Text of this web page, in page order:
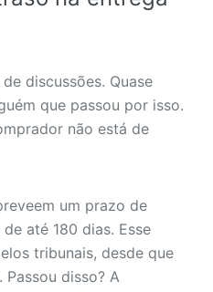
discussões. Quase
que passou por isso.
não está de
um prazo de
até 180 dias. Esse
tribunais, desde que
disso? A